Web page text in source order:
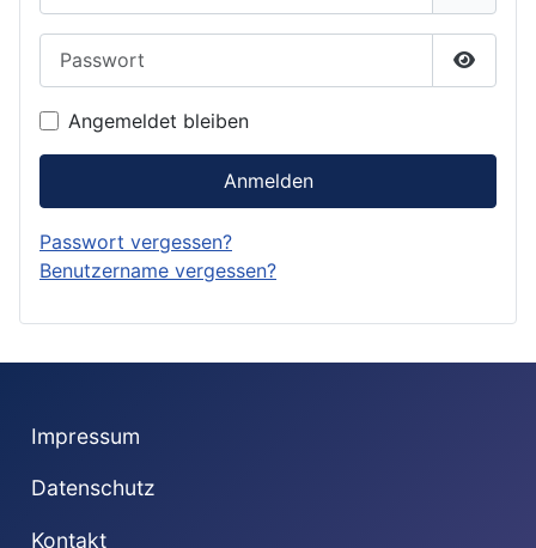
Angemeldet bleiben
Anmelden
Passwort vergessen?
Benutzername vergessen?
Impressum
Datenschutz
Kontakt